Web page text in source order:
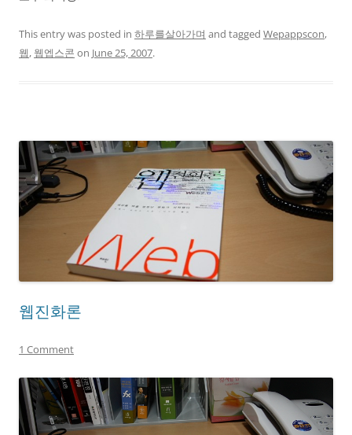
This entry was posted in 하루를살아가며 and tagged Wepappscon,
웹, 웹엡스콘 on June 25, 2007.
웹진화론
1 Comment